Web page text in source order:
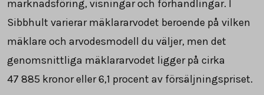
marknadsföring, visningar och förhandlingar. I
Sibbhult varierar mäklararvodet beroende på vilken
mäklare och arvodesmodell du väljer, men det
genomsnittliga mäklararvodet ligger på cirka
47 885 kronor eller6,1 procent av försäljningspriset.